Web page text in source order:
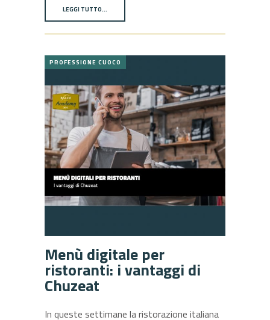
LEGGI TUTTO…
PROFESSIONE CUOCO
Menù digitale per
ristoranti: i vantaggi di
Chuzeat
In queste settimane la ristorazione italiana